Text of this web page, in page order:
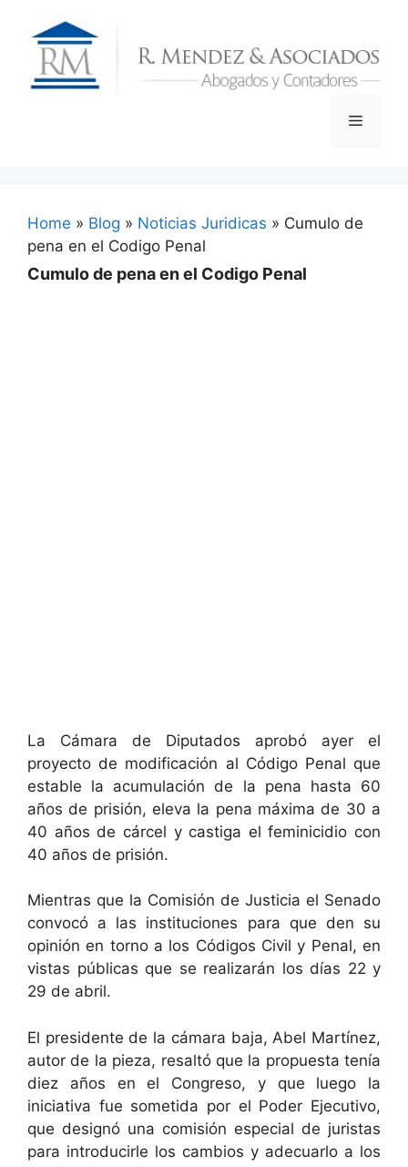
content
Menu
Home » Blog » Noticias Juridicas » Cumulo de
pena en el Codigo Penal
Cumulo de pena en el Codigo Penal
La Cámara de Diputados aprobó ayer el
proyecto de modificación al Código Penal que
estable la acumulación de la pena hasta 60
años de prisión, eleva la pena máxima de 30 a
40 años de cárcel y castiga el feminicidio con
40 años de prisión.
Mientras que la Comisión de Justicia el Senado
convocó a las instituciones para que den su
opinión en torno a los Códigos Civil y Penal, en
vistas públicas que se realizarán los días 22 y
29 de abril.
El presidente de la cámara baja, Abel Martínez,
autor de la pieza, resaltó que la propuesta tenía
diez años en el Congreso, y que luego la
iniciativa fue sometida por el Poder Ejecutivo,
que designó una comisión especial de juristas
para introducirle los cambios y adecuarlo a los